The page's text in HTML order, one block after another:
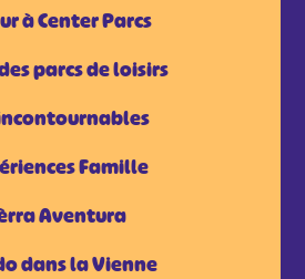
à Center Parcs
parcs de loisirs
Famille
Aventura
dans la Vienne